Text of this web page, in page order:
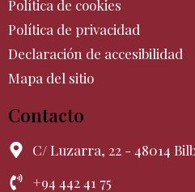
Política de cookies
Política de privacidad
Declaración de accesibilidad
Mapa del sitio
Contacto
C/ Luzarra, 22 - 48014
+94 442 41 75